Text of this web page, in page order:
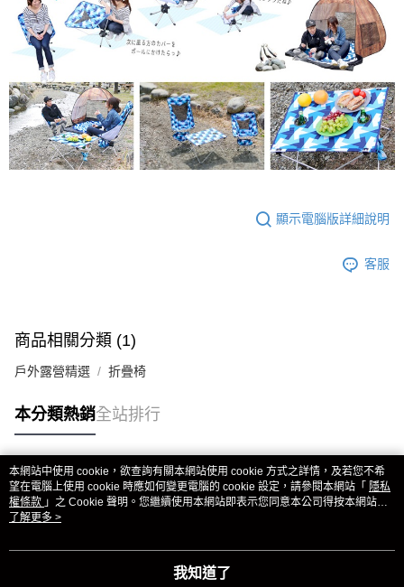
顯示電腦版詳細說明
客服
商品相關分類 (1)
戶外露營精選 折疊椅
本分類熱銷全站排行
熱門標籤
本網站中使用 cookie，欲查詢有關本網站使用 cookie 方式之詳情，及若您不希
望在電腦上使用 cookie 時應如何變更電腦的 cookie 設定，請參閱本網站「 隱私
權條款 」之 Cookie 聲明。您繼續使用本網站即表示您同意本公司得按本網站使
用條款之 Cookie 聲明使用 cookie。
了解更多 >
我知道了